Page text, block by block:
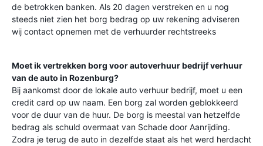
de betrokken banken. Als 20 dagen verstreken en u nog
steeds niet zien het borg bedrag op uw rekening adviseren
wij contact opnemen met de verhuurder rechtstreeks
Moet ik vertrekken borg voor autoverhuur bedrijf verhuur
van de auto in Rozenburg?
Bij aankomst door de lokale auto verhuur bedrijf, moet u een
credit card op uw naam. Een borg zal worden geblokkeerd
voor de duur van de huur. De borg is meestal van hetzelfde
bedrag als schuld overmaat van Schade door Aanrijding.
Zodra je terug de auto in dezelfde staat als het werd herdacht